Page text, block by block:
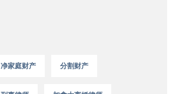
净家庭财产 分割财产